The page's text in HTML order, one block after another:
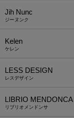
Jih Nunc
ジーヌンク
Kelen
ケレン
LESS DESIGN
レスデザイン
LIBRIO MENDONCA
リブリオメンドンサ